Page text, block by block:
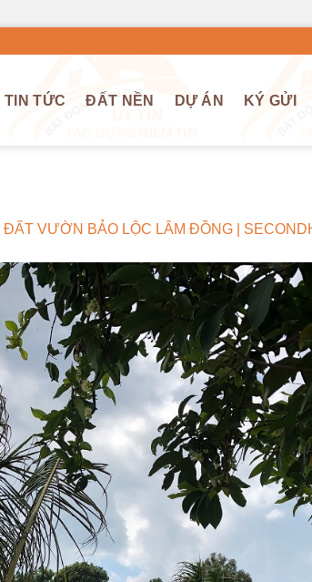
TIN TỨC ĐẤT NỀN DỰ ÁN KÝ GỬI
ĐẤT VƯỜN BẢO LỘC LÂM ĐỒNG |